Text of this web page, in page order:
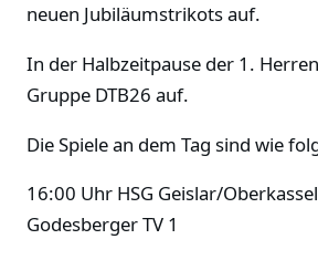
neuen Jubiläumstrikots auf.
In der Halbzeitpause der 1.
Gruppe DTB26 auf.
Die Spiele an dem Tag sind wie
16:00 Uhr HSG Geislar/
Godesberger TV 1